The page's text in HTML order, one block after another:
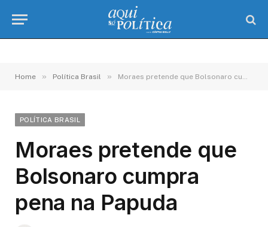
Home » Política Brasil » Moraes pretende que Bolsonaro cumpra pena na Papuda
POLÍTICA BRASIL
Moraes pretende que
Bolsonaro cumpra
pena na Papuda